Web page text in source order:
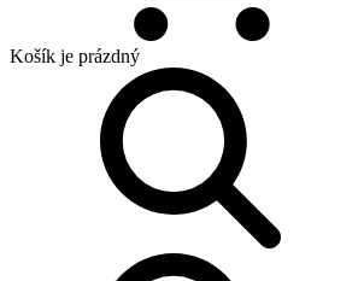
Košík je prázdný